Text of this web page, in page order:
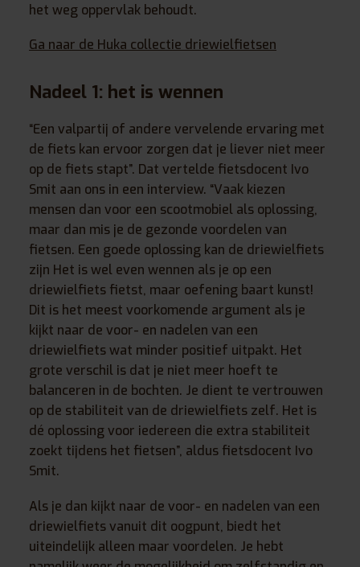
het weg oppervlak behoudt.
Ga naar de Huka collectie driewielfietsen
Nadeel 1: het is wennen
“Een valpartij of andere vervelende ervaring met
de fiets kan ervoor zorgen dat je liever niet meer
op de fiets stapt”. Dat vertelde fietsdocent Ivo
Smit aan ons in een interview. “Vaak kiezen
mensen dan voor een scootmobiel als oplossing,
maar dan mis je de gezonde voordelen van
fietsen. Een goede oplossing kan de driewielfiets
zijn Het is wel even wennen als je op een
driewielfiets fietst, maar oefening baart kunst!
Dit is het meest voorkomende argument als je
kijkt naar de voor- en nadelen van een
driewielfiets wat minder positief uitpakt. Het
grote verschil is dat je niet meer hoeft te
balanceren in de bochten. Je dient te vertrouwen
op de stabiliteit van de driewielfiets zelf. Het is
dé oplossing voor iedereen die extra stabiliteit
zoekt tijdens het fietsen”, aldus fietsdocent Ivo
Smit.
Als je dan kijkt naar de voor- en nadelen van een
driewielfiets vanuit dit oogpunt, biedt het
uiteindelijk alleen maar voordelen. Je hebt